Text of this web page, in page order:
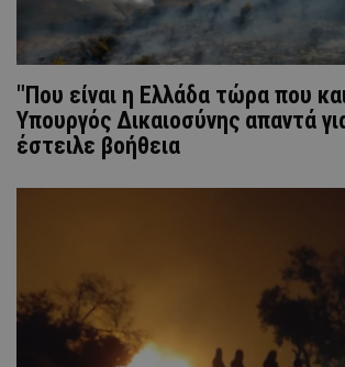
"Που είναι η Ελλάδα τώρα που
Υπουργός Δικαιοσύνης απαντά
έστειλε βοήθεια